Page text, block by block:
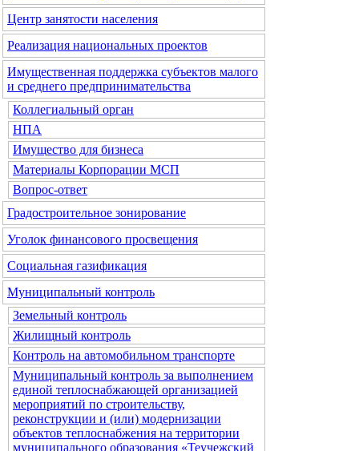
Центр занятости населения
Реализация национальных проектов
Имущественная поддержка субъектов малого
и среднего предпринимательства
Коллегиальный орган
НПА
Имущество для бизнеса
Материалы Корпорации МСП
Вопрос-ответ
Градостроительное зонирование
Уголок финансового просвещения
Социальная газификация
Муниципальный контроль
Земельный контроль
Жилищный контроль
Контроль на автомобильном транспорте
Муниципальный контроль за выполнением
единой теплоснабжающей организацией
мероприятий по строительству,
реконструкции и (или) модернизации
объектов теплоснабжения на территории
муниципального образования «Теучежский